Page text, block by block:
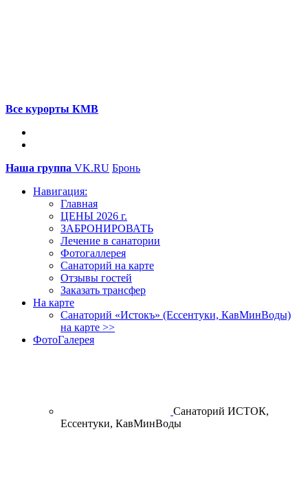
Все курорты КМВ
Наша группа VK.RU Бронь
Навигация:
Главная
ЦЕНЫ 2026 г.
ЗАБРОНИРОВАТЬ
Лечение в санатории
Фотогаллерея
Санаторий на карте
Отзывы гостей
Заказать трансфер
На карте
Санаторий «Истокъ» (Ессентуки, КавМинВоды)
на карте >>
ФотоГалерея
Санаторий ИСТОК,
Ессентуки, КавМинВоды